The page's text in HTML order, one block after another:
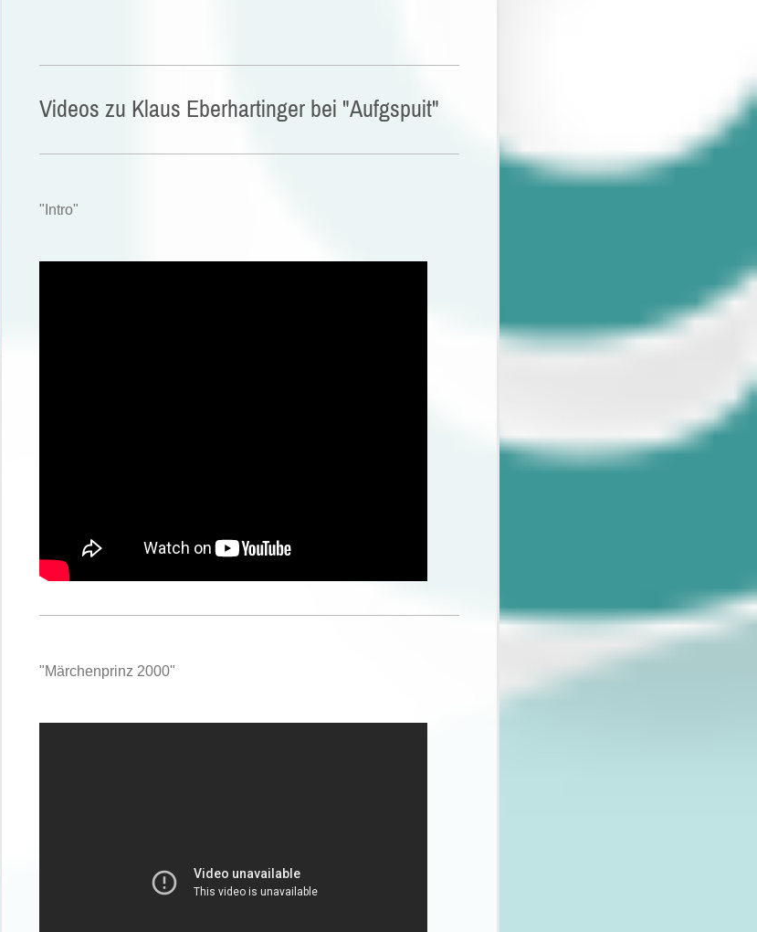
Videos zu Klaus Eberhartinger bei "Aufgspuit"
"Intro"
"Märchenprinz 2000"